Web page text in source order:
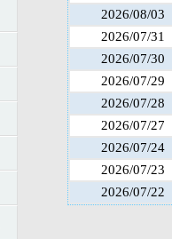
2026/08/03
2026/07/31
2026/07/30
2026/07/29
2026/07/28
2026/07/27
2026/07/24
2026/07/23
2026/07/22